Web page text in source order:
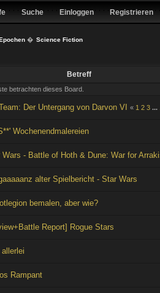
Suche Einloggen Registrieren
� Science Fiction
Betreff
betrachten dieses Board.
Der Untergang von Darvon VI « 1 2 3 ...
Wochenendmalereien
Wars - Battle of Hoth & Dune: War for
alter Spielbericht - Star Wars
bemalen, aber wie?
Report] Rogue Stars
Rampant